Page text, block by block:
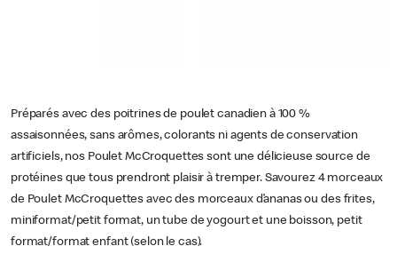
Préparés avec des poitrines de poulet canadien à 100 %
assaisonnées, sans arômes, colorants ni agents de conservation
artificiels, nos Poulet McCroquettes sont une délicieuse source de
protéines que tous prendront plaisir à tremper. Savourez 4 morceaux
de Poulet McCroquettes avec des morceaux d’ananas ou des frites,
miniformat/petit format, un tube de yogourt et une boisson, petit
format/format enfant (selon le cas).